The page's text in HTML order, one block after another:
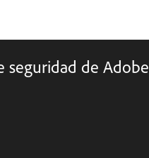
seguridad de Adobe